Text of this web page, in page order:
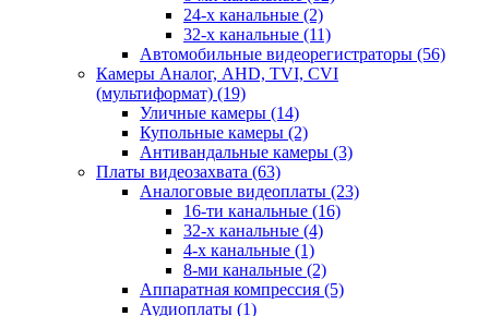
24-х канальные (2)
32-х канальные (11)
Автомобильные видеорегистраторы (56)
Камеры Аналог, AHD, TVI, CVI
(мультиформат) (19)
Уличные камеры (14)
Купольные камеры (2)
Антивандальные камеры (3)
Платы видеозахвата (63)
Аналоговые видеоплаты (23)
16-ти канальные (16)
32-х канальные (4)
4-х канальные (1)
8-ми канальные (2)
Аппаратная компрессия (5)
Аудиоплаты (1)